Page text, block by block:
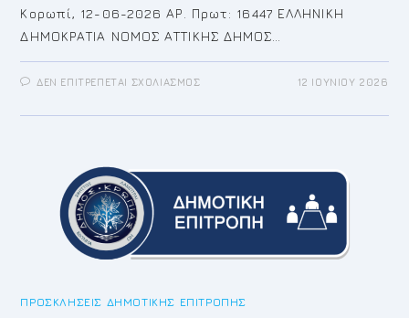
Κορωπί, 12-06-2026 ΑΡ. Πρωτ: 16447 ΕΛΛΗΝΙΚΗ
ΔΗΜΟΚΡΑΤΙΑ ΝΟΜΟΣ ΑΤΤΙΚΗΣ ΔΗΜΟΣ…
ΔΕΝ ΕΠΙΤΡΈΠΕΤΑΙ ΣΧΟΛΙΑΣΜΌΣΣΤΟ
ΤΗΝ
ΔΗΜΟΤΙΚΟΎ
12 ΙΟΥΝΊΟΥ 2026
ΠΡΟΣΚΛΉΣΕΙΣ ΔΗΜΟΤΙΚΉΣ ΕΠΙΤΡΟΠΉΣ